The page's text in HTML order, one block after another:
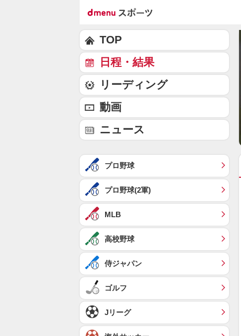
TOP
日程・結果
リーディング
動画
ニュース
プロ野球
プロ野球(2軍)
MLB
高校野球
侍ジャパン
ゴルフ
Jリーグ